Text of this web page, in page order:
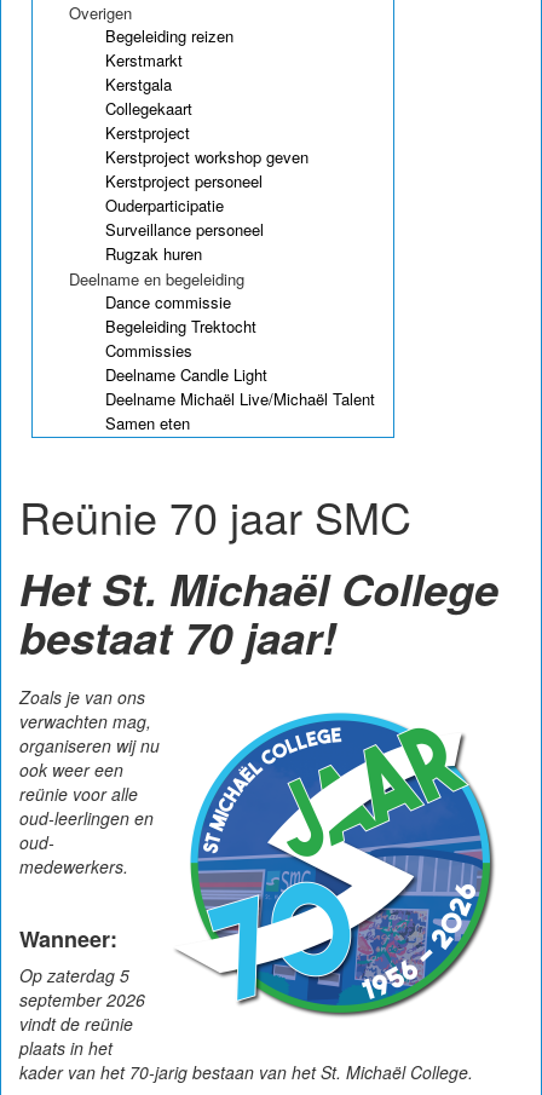
Overigen
Begeleiding reizen
Kerstmarkt
Kerstgala
Collegekaart
Kerstproject
Kerstproject workshop geven
Kerstproject personeel
Ouderparticipatie
Surveillance personeel
Rugzak huren
Deelname en begeleiding
Dance commissie
Begeleiding Trektocht
Commissies
Deelname Candle Light
Deelname Michaël Live/Michaël Talent
Samen eten
Reünie 70 jaar SMC
Het St. Michaël College
bestaat 70 jaar!
Zoals je van ons
verwachten mag,
organiseren wij nu
ook weer een
reünie voor alle
oud-leerlingen en
oud-
medewerkers.
Wanneer:
Op zaterdag 5
september 2026
vindt de reünie
plaats in het
kader van het 70-jarig bestaan van het St. Michaël College.